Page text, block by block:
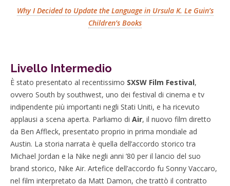
Why I Decided to Update the Language in Ursula K. Le Guin’s
Children’s Books
Livello Intermedio
È stato presentato al recentissimo SXSW Film Festival,
ovvero South by southwest, uno dei festival di cinema e tv
indipendente più importanti negli Stati Uniti, e ha ricevuto
applausi a scena aperta. Parliamo di Air, il nuovo film diretto
da Ben Affleck, presentato proprio in prima mondiale ad
Austin. La storia narrata è quella dell’accordo storico tra
Michael Jordan e la Nike negli anni ’80 per il lancio del suo
brand storico, Nike Air. Artefice dell’accordo fu Sonny Vaccaro,
nel film interpretato da Matt Damon, che trattò il contratto